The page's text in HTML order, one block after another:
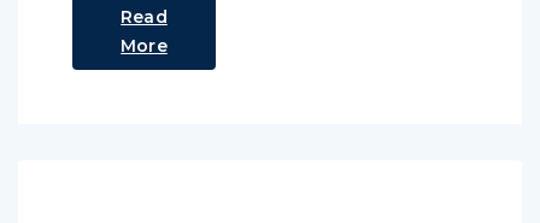
Read
More